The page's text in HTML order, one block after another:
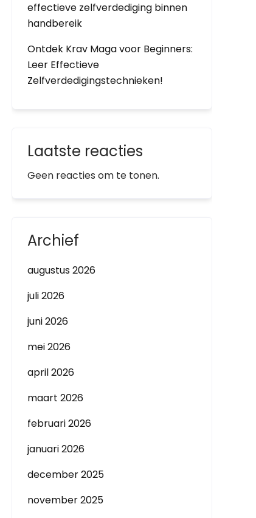
effectieve zelfverdediging binnen
handbereik
Ontdek Krav Maga voor Beginners:
Leer Effectieve
Zelfverdedigingstechnieken!
Laatste reacties
Geen reacties om te tonen.
Archief
augustus 2026
juli 2026
juni 2026
mei 2026
april 2026
maart 2026
februari 2026
januari 2026
december 2025
november 2025